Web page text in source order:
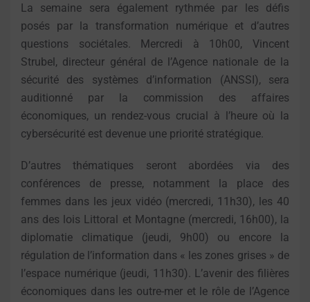
La semaine sera également rythmée par les défis
posés par la transformation numérique et d’autres
questions sociétales. Mercredi à 10h00, Vincent
Strubel, directeur général de l’Agence nationale de la
sécurité des systèmes d’information (ANSSI), sera
auditionné par la commission des affaires
économiques, un rendez-vous crucial à l’heure où la
cybersécurité est devenue une priorité stratégique.
D’autres thématiques seront abordées via des
conférences de presse, notamment la place des
femmes dans les jeux vidéo (mercredi, 11h30), les 40
ans des lois Littoral et Montagne (mercredi, 16h00), la
diplomatie climatique (jeudi, 9h00) ou encore la
régulation de l’information dans « les zones grises » de
l’espace numérique (jeudi, 11h30). L’avenir des filières
économiques dans les outre-mer et le rôle de l’Agence